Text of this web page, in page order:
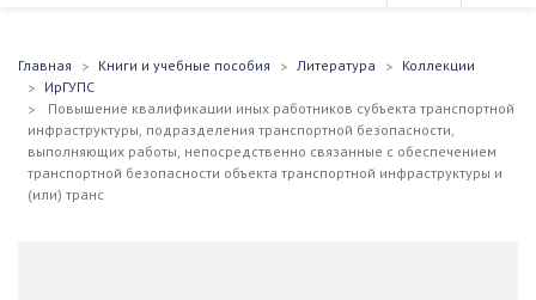
Главная Книги и учебные пособия Литература
Коллекции
ИрГУПС
Повышение квалификации иных работников субъекта транспортной
инфраструктуры, подразделения транспортной безопасности,
выполняющих работы, непосредственно связанные с обеспечением
транспортной безопасности объекта транспортной инфраструктуры и
(или) транс